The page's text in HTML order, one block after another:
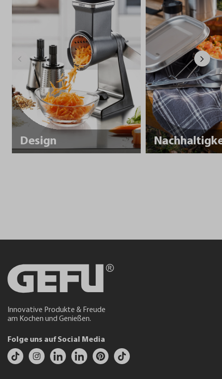
Design
Innovative Produkte & Freude
am Kochen und Genießen.
Folge uns auf Social Media